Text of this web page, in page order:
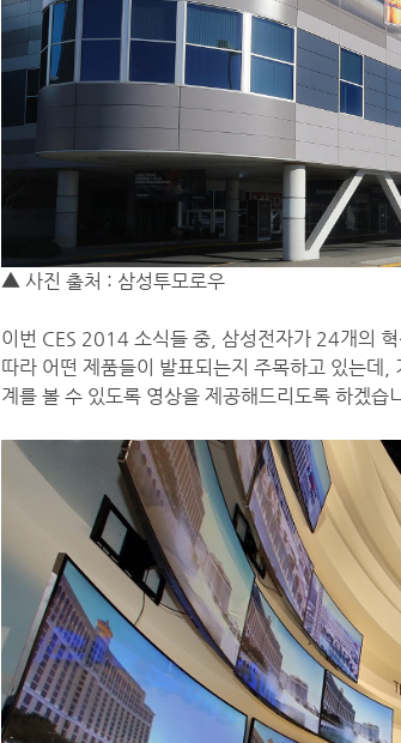
▲ 사진 출처 : 삼성투모로우
이번 CES 2014 소식들 중, 삼성전자가 24개의
따라 어떤 제품들이 발표되는지 주목하고 있는데
계를 볼 수 있도록 영상을 제공해드리도록 하겠습